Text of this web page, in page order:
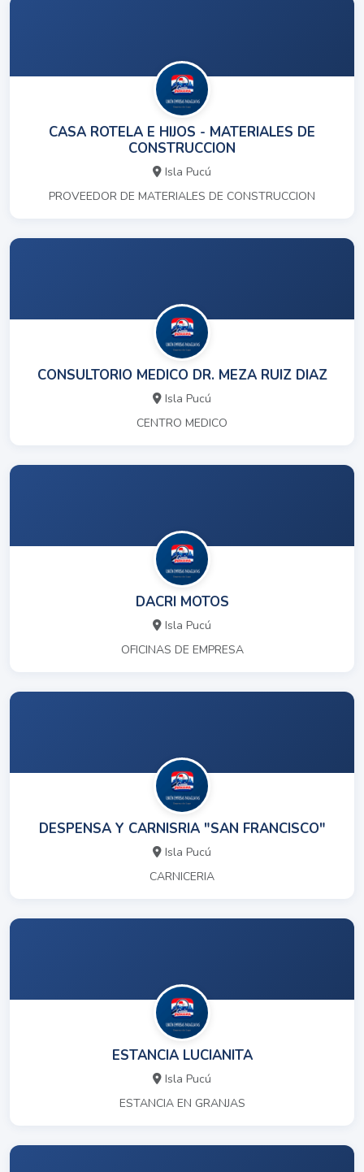
CASA ROTELA E HIJOS - MATERIALES DE
CONSTRUCCION
Isla Pucú
PROVEEDOR DE MATERIALES DE CONSTRUCCION
CONSULTORIO MEDICO DR. MEZA RUIZ DIAZ
Isla Pucú
CENTRO MEDICO
DACRI MOTOS
Isla Pucú
OFICINAS DE EMPRESA
DESPENSA Y CARNISRIA "SAN FRANCISCO"
Isla Pucú
CARNICERIA
ESTANCIA LUCIANITA
Isla Pucú
ESTANCIA EN GRANJAS